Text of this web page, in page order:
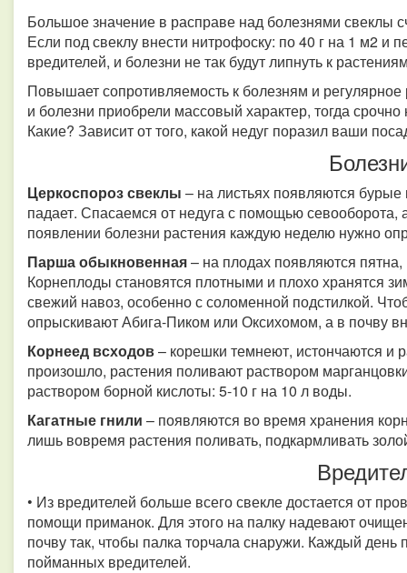
Большое значение в расправе над болезнями свеклы
Если под свеклу внести нитрофоску: по 40 г на 1 м2 и
вредителей, и болезни не так будут липнуть к
Повышает сопротивляемость к болезням и
и болезни приобрели массовый характер, тогда
Какие? Зависит от того, какой недуг поразил ваши
Церкоспороз свеклы – на листьях появляются
падает. Спасаемся от недуга с помощью
появлении болезни растения каждую неделю нужно
Парша обыкновенная– на плодах появляются
Корнеплоды становятся плотными и плохо хранятся
свежий навоз, особенно с соломенной подстилкой.
опрыскивают Абига-Пиком или Оксихомом, а в почву
Корнеед всходов– корешки темнеют, истончаются и
произошло, растения поливают раствором
раствором борной кислоты: 5-10 г на 10 л воды.
Кагатные гнили – появляются во время хранения
лишь вовремя растения поливать, подкармливать
• Из вредителей больше всего свекле достается от
помощи приманок. Для этого на палку надевают
почву так, чтобы палка торчала снаружи. Каждый
пойманных вредителей.